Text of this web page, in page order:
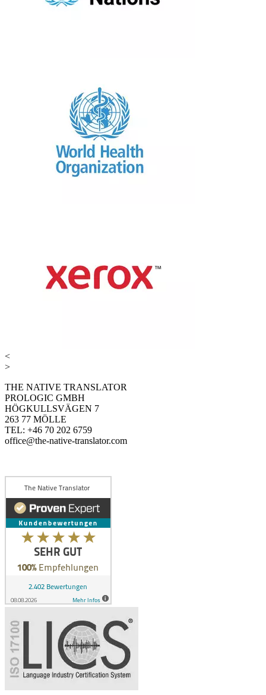
<
>
THE NATIVE TRANSLATOR
PROLOGIC GMBH
HÖGKULLSVÄGEN 7
263 77 MÖLLE
TEL: +46 70 202 6759
office@the-native-translator.com